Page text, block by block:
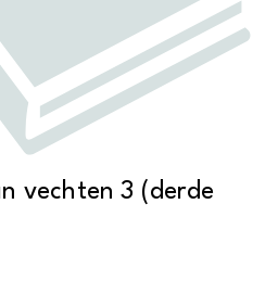
vechten 3 (derde